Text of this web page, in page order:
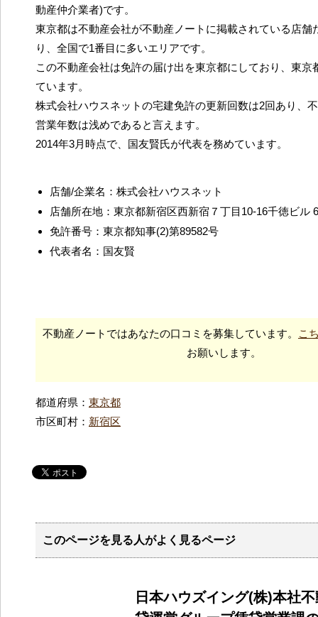
動産仲介業者)です。
東京都は不動産会社が不動産ノートに掲載されている店舗
り、全国で1番目に多いエリアです。
この不動産会社は免許の届け出を東京都にしており、東京
ています。
株式会社ハウスネットの宅建免許の更新回数は2回あり、
営業年数は浅めであると言えます。
2014年3月時点で、国友賢氏が代表を務めています。
店舗/企業名：株式会社ハウスネット
店舗所在地：東京都新宿区西新宿７丁目10-16千徳ビル
免許番号：東京都知事(2)第89582号
代表者名：国友賢
不動産ノートではあなたの口コミを募集しています。
こ
お願いします。
都道府県： 東京都
市区町村： 新宿区
このページを見る人がよく見るページ
日本ハウズイング(株)本社